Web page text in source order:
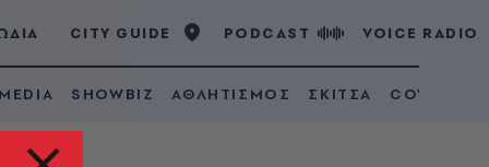
CITY GUIDE PODCAST VOICE RADIO
SHOWBIZ ΑΘΛΗΤΙΣΜΟΣ ΣΚΙΤΣΑ COVID 19